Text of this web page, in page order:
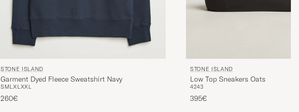
STONE ISLAND
Garment Dyed Fleece Sweatshirt Navy
SMLXL XXL
260€
STONE ISLAND
Low Top Sneakers Oats
4243
395€